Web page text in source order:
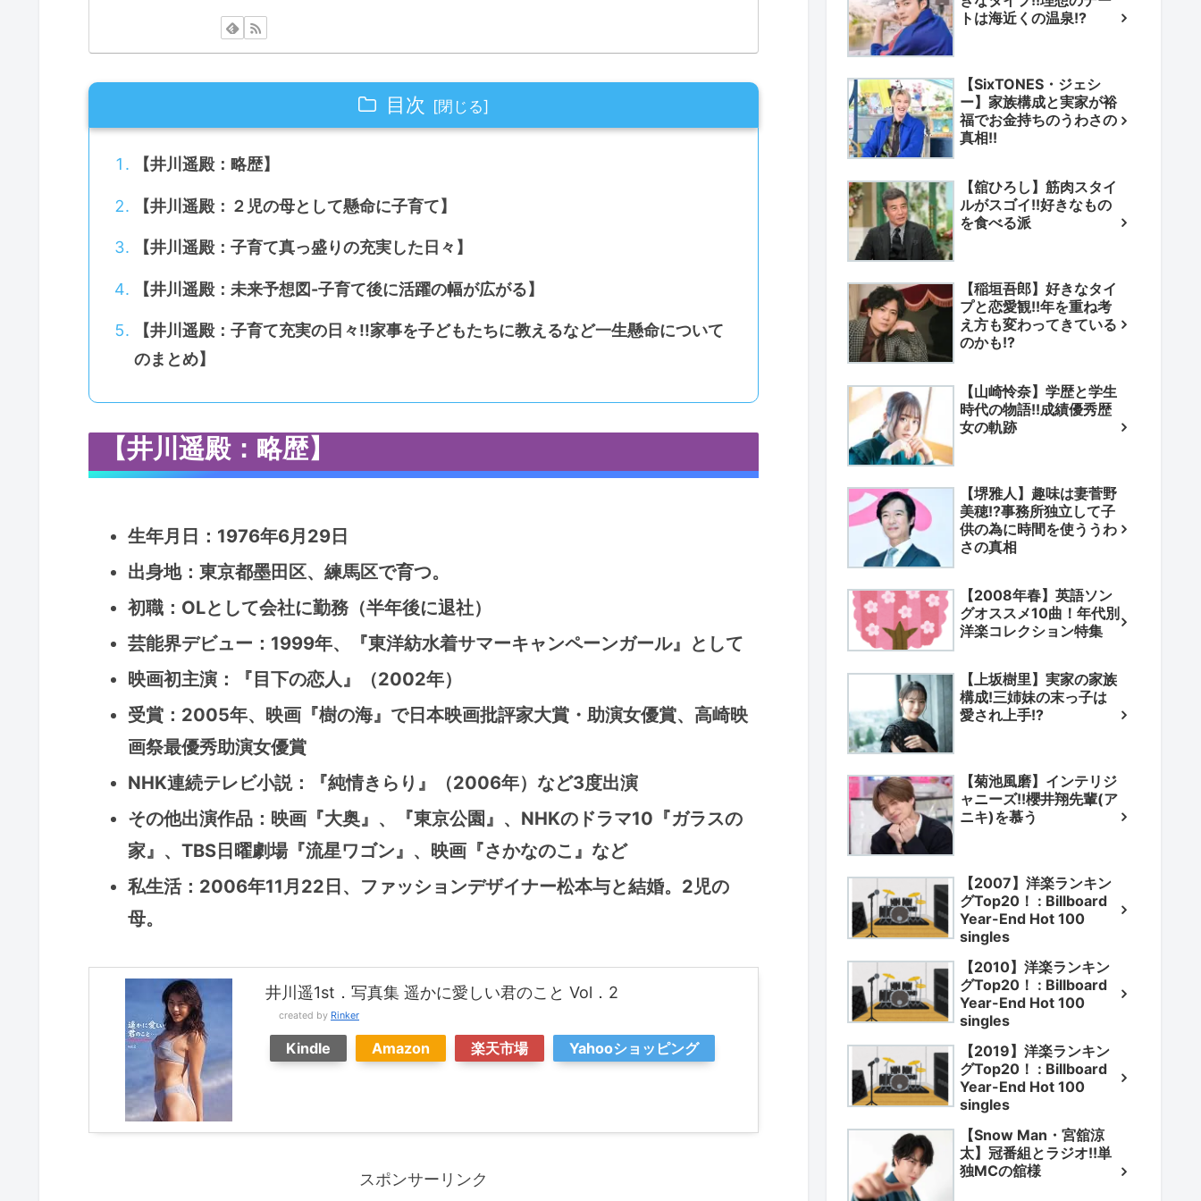
目次
【井川遥殿：略歴】
【井川遥殿：２児の母として懸命に子育て】
【井川遥殿：子育て真っ盛りの充実した日々】
【井川遥殿：未来予想図-子育て後に活躍の幅が広がる】
【井川遥殿：子育て充実の日々!!家事を子どもたちに教えるなど一生懸命について
のまとめ】
【井川遥殿：略歴】
生年月日：1976年6月29日
出身地：東京都墨田区、練馬区で育つ。
初職：OLとして会社に勤務（半年後に退社）
芸能界デビュー：1999年、『東洋紡水着サマーキャンペーンガール』として
映画初主演：『目下の恋人』（2002年）
受賞：2005年、映画『樹の海』で日本映画批評家大賞・助演女優賞、高崎映
画祭最優秀助演女優賞
NHK連続テレビ小説：『純情きらり』（2006年）など3度出演
その他出演作品：映画『大奥』、『東京公園』、NHKのドラマ10『ガラスの
家』、TBS日曜劇場『流星ワゴン』、映画『さかなのこ』など
私生活：2006年11月22日、ファッションデザイナー松本与と結婚。2児の
母。
井川遥1st．写真集 遥かに愛しい君のこと Vol．2
created by Rinker
Kindle Amazon 楽天市場 Yahooショッピング
スポンサーリンク
トは海近くの温泉!?
【SixTONES・ジェシ
ー】家族構成と実家が裕
福でお金持ちのうわさの
真相!!
【舘ひろし】筋肉スタイ
ルがスゴイ!!好きなもの
を食べる派
【稲垣吾郎】好きなタイ
プと恋愛観!!年を重ね考
え方も変わってきている
のかも!?
【山崎怜奈】学歴と学生
時代の物語!!成績優秀歴
女の軌跡
【堺雅人】趣味は妻菅野
美穂!?事務所独立して子
供の為に時間を使ううわ
さの真相
【2008年春】英語ソン
グオススメ10曲！年代別
洋楽コレクション特集
【上坂樹里】実家の家族
構成!三姉妹の末っ子は
愛され上手!?
【菊池風磨】インテリジ
ャニーズ!!櫻井翔先輩(ア
ニキ)を慕う
【2007】洋楽ランキン
グTop20！ : Billboard
Year-End Hot 100
singles
【2010】洋楽ランキン
グTop20！ : Billboard
Year-End Hot 100
singles
【2019】洋楽ランキン
グTop20！ : Billboard
Year-End Hot 100
singles
【Snow Man・宮舘涼
太】冠番組とラジオ!!単
独MCの舘様